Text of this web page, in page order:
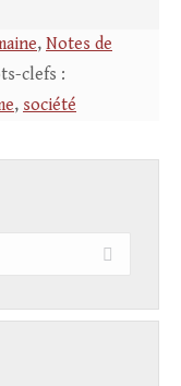
, Notes de
clefs :
, société